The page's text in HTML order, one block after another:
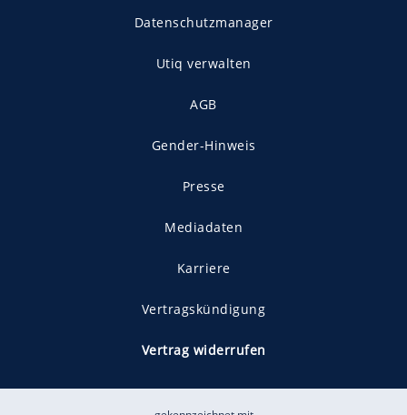
Datenschutzmanager
Utiq verwalten
AGB
Gender-Hinweis
Presse
Mediadaten
Karriere
Vertragskündigung
Vertrag widerrufen